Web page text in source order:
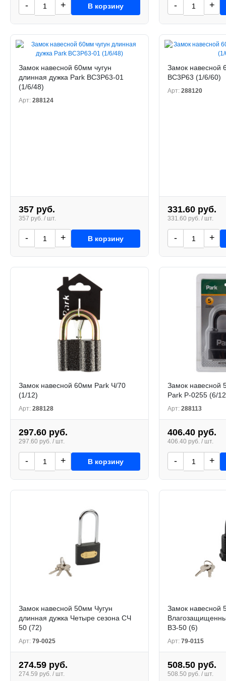
- + В корзину - +
Замок навесной 60мм чугун
длинная дужка Park ВС3Р63-01
(1/6/48)
Арт: 288124
357 руб.
357 руб. / шт.
- + В корзину
Замок навесной
ВС3Р63 (1/6/60)
Арт: 288120
331.60 руб.
331.60 руб. / шт.
- +
Замок навесной 60мм Park Ч/70
(1/12)
Арт: 288128
297.60 руб.
297.60 руб. / шт.
- + В корзину
Замок навесной
Park P-0255 (6/
Арт: 288113
406.40 руб.
406.40 руб. / шт.
- +
Замок навесной 50мм Чугун
длинная дужка Четыре сезона СЧ
50 (72)
Арт: 79-0025
274.59 руб.
274.59 руб. / шт.
Замок навесной
ВЗ-50 (6)
Арт: 79-0115
508.50 руб.
508.50 руб. / шт.